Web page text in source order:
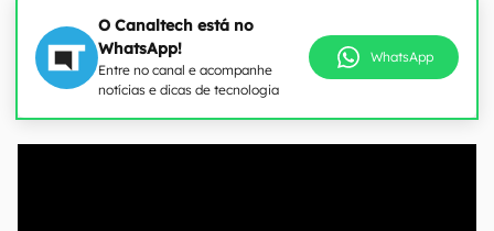
O Canaltech está no
WhatsApp!
Entre no canal e acompanhe
notícias e dicas de tecnologia
WhatsApp